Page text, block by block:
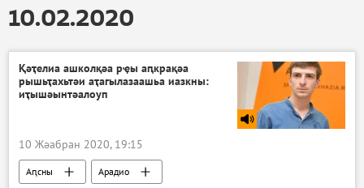
10.02.2020
Қәҭелиа ашколқәа рҿы аԥкрақәа
рышьҭахьтәи аҭагылазаашьа иазкны:
иҭышәынтәалоуп
10 Жәабран 2020, 19:15
Аԥсны Арадио